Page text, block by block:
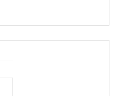
Λόγος Ἁγίου